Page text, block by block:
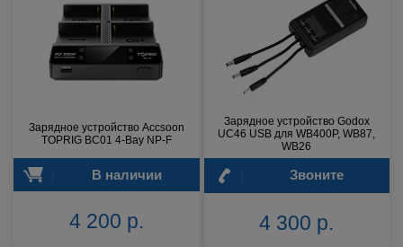
Зарядное устройство Accsoon
TOPRIG BC01 4-Bay NP-F
В наличии
4 200 р.
Зарядное устройство Godox
UC46 USB для WB400P, WB87,
WB26
Звоните
4 300 р.